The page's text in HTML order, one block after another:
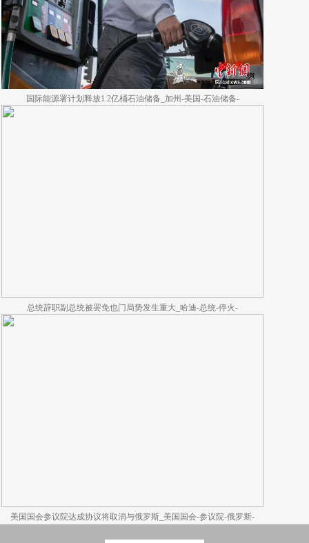
国际能源署计划释放1.2亿桶石油储备_加州-美国-石油储备-
总统辞职副总统被罢免也门局势发生重大_哈迪-总统-停火-
美国国会参议院达成协议将取消与俄罗斯_美国国会-参议院-俄罗斯-